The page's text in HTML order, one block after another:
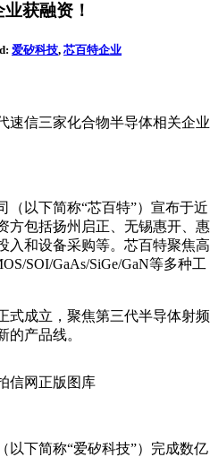
获融资！
爱矽科技, 芯百特企业
速信三家化合物半导体相关企业
（以下简称“芯百特”）宣布于近
方包括扬州启正、无锡惠开、惠
入和设备采购等。芯百特聚焦高
SOI/GaAs/SiGe/GaN等多种工
式成立，聚焦第三代半导体射频
的产品线。
信网正版图库
以下简称“爱矽科技”）完成数亿